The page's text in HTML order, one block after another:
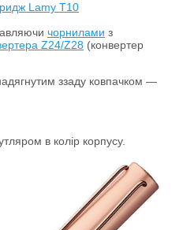
Lamy Т10
чорнилами з
Z24/Z28 (конвертер
ззаду ковпачком —
в колір корпусу.